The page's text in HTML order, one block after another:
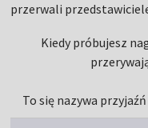
przerwali
Kiedy próbujesz
To się nazywa